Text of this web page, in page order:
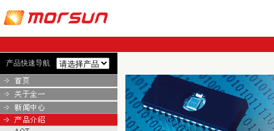
产品快速导航